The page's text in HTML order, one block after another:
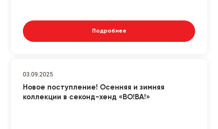
Подробнее
03.09.2025
Новое поступление! Осенняя и зимняя
коллекции в секонд-хенд «ВО!ВА!»